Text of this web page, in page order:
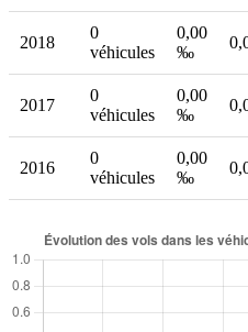
2018
0
véhicules
0,00
‰
2017
0
véhicules
0,00
‰
2016
0
véhicules
0,00
‰